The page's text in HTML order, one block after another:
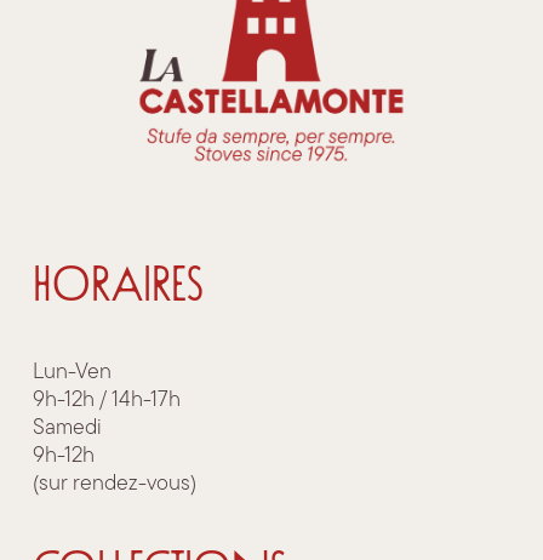
HORAIRES
Lun-Ven
9h-12h / 14h-17h
Samedi
9h-12h
(sur rendez-vous)